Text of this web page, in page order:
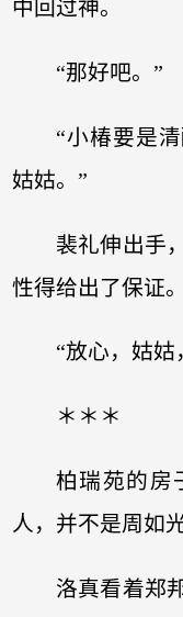
中回过神。
“那好吧。”
“小椿要是
姑姑。”
裴礼伸出手
性得给出了保证。
“放心，姑姑
＊＊＊
柏瑞苑的房
人，并不是周如光
洛真看着郑